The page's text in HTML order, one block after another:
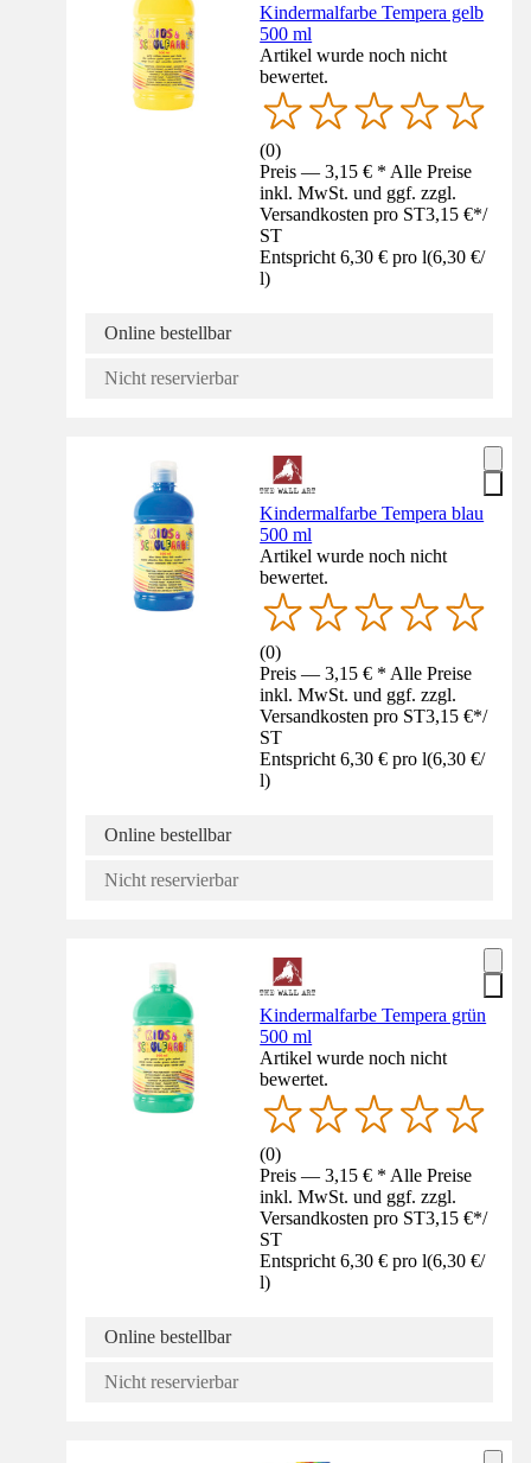
Kindermalfarbe Tempera gelb
500 ml
Artikel wurde noch nicht
bewertet.
(0)
Preis — 3,15 € * Alle Preise
inkl. MwSt. und ggf. zzgl.
Versandkosten pro ST3,15 €*/
ST
Entspricht 6,30 € pro l(6,30 €/
l)
Online bestellbar
Nicht reservierbar
Kindermalfarbe Tempera blau
500 ml
Artikel wurde noch nicht
bewertet.
(0)
Preis — 3,15 € * Alle Preise
inkl. MwSt. und ggf. zzgl.
Versandkosten pro ST3,15 €*/
ST
Entspricht 6,30 € pro l(6,30 €/
l)
Online bestellbar
Nicht reservierbar
Kindermalfarbe Tempera grün
500 ml
Artikel wurde noch nicht
bewertet.
(0)
Preis — 3,15 € * Alle Preise
inkl. MwSt. und ggf. zzgl.
Versandkosten pro ST3,15 €*/
ST
Entspricht 6,30 € pro l(6,30 €/
l)
Online bestellbar
Nicht reservierbar